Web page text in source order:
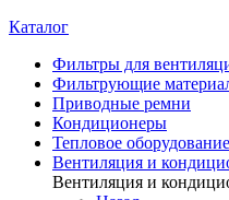
Каталог
Фильтры для
Фильтрующие
Приводные ремни
Кондиционеры
Тепловое оборудование
Вентиляция и
Вентиляция и